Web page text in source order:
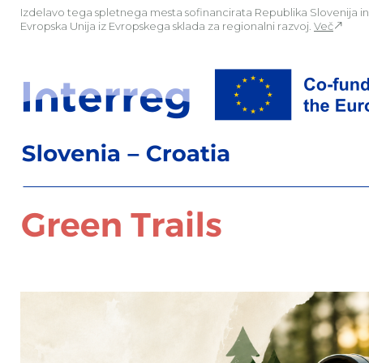
Izdelavo tega spletnega mesta sofinancirata Republika Slovenija in
Evropska Unija iz Evropskega sklada za regionalni razvoj. Več